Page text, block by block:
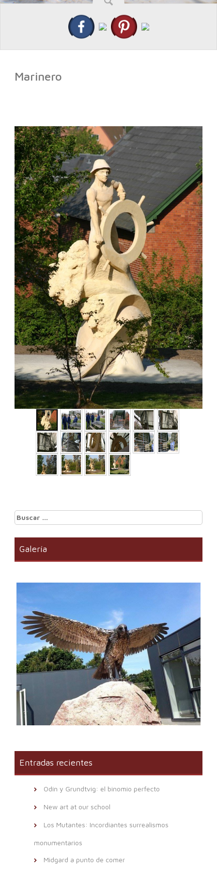
Marinero
Buscar:
Galería
Entradas recientes
Odín y Grundtvig: el binomio perfecto
New art at our school
Los Mutantes: Incordiantes surrealismos
monumentarios
Midgard a punto de comer